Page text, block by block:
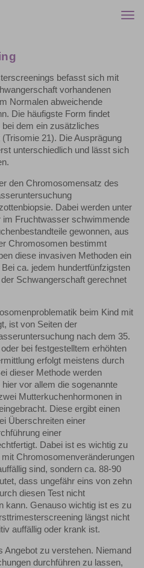
befasst sich mit
vorhandenen
Normalen abweichende
Die häufigste Form findet
dem ein zusätzliches
21). Die Ausprägung
unterschiedlich und lässt sich
den Chromosomensatz des
Dabei werden unter
im Fruchtwasser schwimmende
gewonnen, aus
Chromosomen bestimmt
diese invasiven Methoden ein
ca. jedem hundertfünfzigsten
Schwangerschaft gerechnet
beim Kind mit
ist von Seiten der
nach dem 35.
bei festgestelltem erhöhten
erfolgt meistens durch
dieser Methode werden
vor allem die sogenannte
Mutterkuchenhormonen in
Diese ergibt einen
Überschreiten einer
einer
Dabei ist es wichtig zu
Chromosomenveränderungen
sind, sondern ca. 88-90
dass ungefähr eins von zehn
diesen Test nicht
kann. Genauso wichtig ist es zu
längst nicht
auffällig oder krank ist.
Angebot zu verstehen. Niemand
durchführen zu lassen,